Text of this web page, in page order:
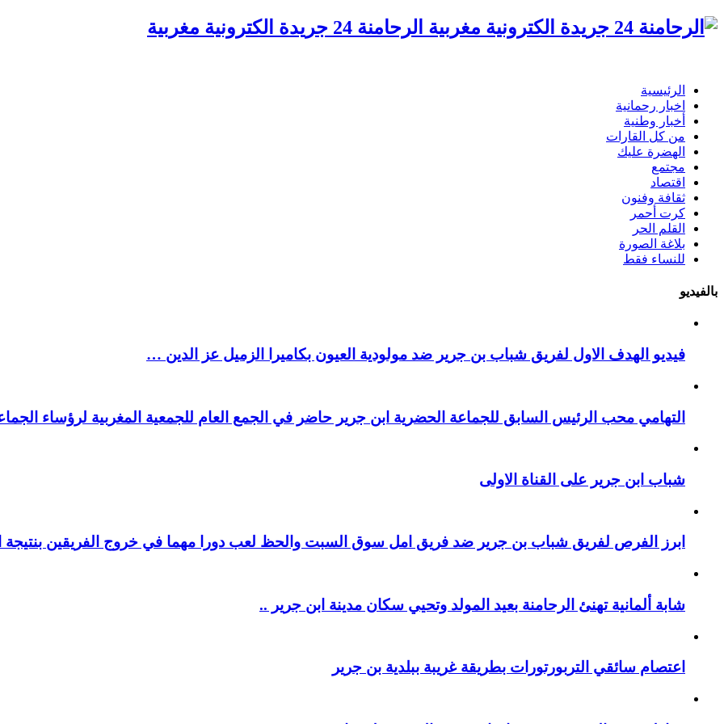
الرحامنة 24 جريدة الكترونية مغربية
الرئيسية
اخبار رحمانية
أخبار وطنية
من كل القارات
الهضرة عليك
مجتمع
اقتصاد
ثقافة وفنون
كرت أحمر
القلم الحر
بلاغة الصورة
للنساء فقط
بالفيديو
فيديو الهدف الاول لفريق شباب بن جرير ضد مولودية العيون بكاميرا الزميل عز الدين …
التهامي محب الرئيس السابق للجماعة الحضرية ابن جرير حاضر في الجمع العام للجمعية المغربية لرؤساء
شباب ابن جرير على القناة الاولى
ابرز الفرص لفريق شباب بن جرير ضد فريق امل سوق السبت والحظ لعب دورا مهما في خروج الفريقين بنتيجة
شابة ألمانية تهنئ الرحامنة بعيد المولد وتحيي سكان مدينة ابن جرير ..
اعتصام سائقي التربورتورات بطريقة غريبة ببلدية بن جرير